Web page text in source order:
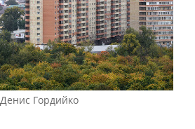
Денис Гордийко